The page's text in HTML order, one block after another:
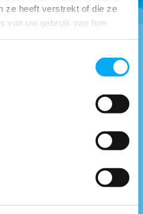
ze heeft verstrekt of die ze
van uw gebruik van hun